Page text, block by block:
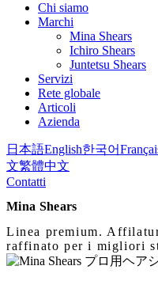
Chi siamo
Marchi
Mina Shears
Ichiro Shears
Juntetsu Shears
Servizi
Rete globale
Articoli
Azienda
日本語English한국어
文繁體中文
Contatti
Mina Shears
Linea premium.
raffinato per i migliori